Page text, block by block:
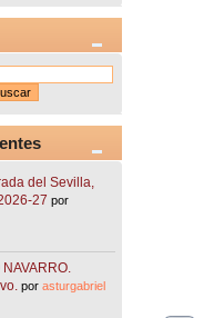
del Sevilla,
27 por
porasturgabriel